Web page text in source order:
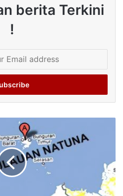
berita Terkini
!